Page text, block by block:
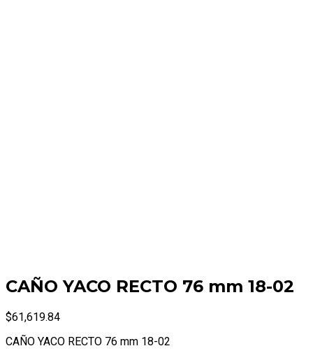
CAÑO YACO RECTO 76 mm 18-02
$61,619.84
CAÑO YACO RECTO 76 mm 18-02